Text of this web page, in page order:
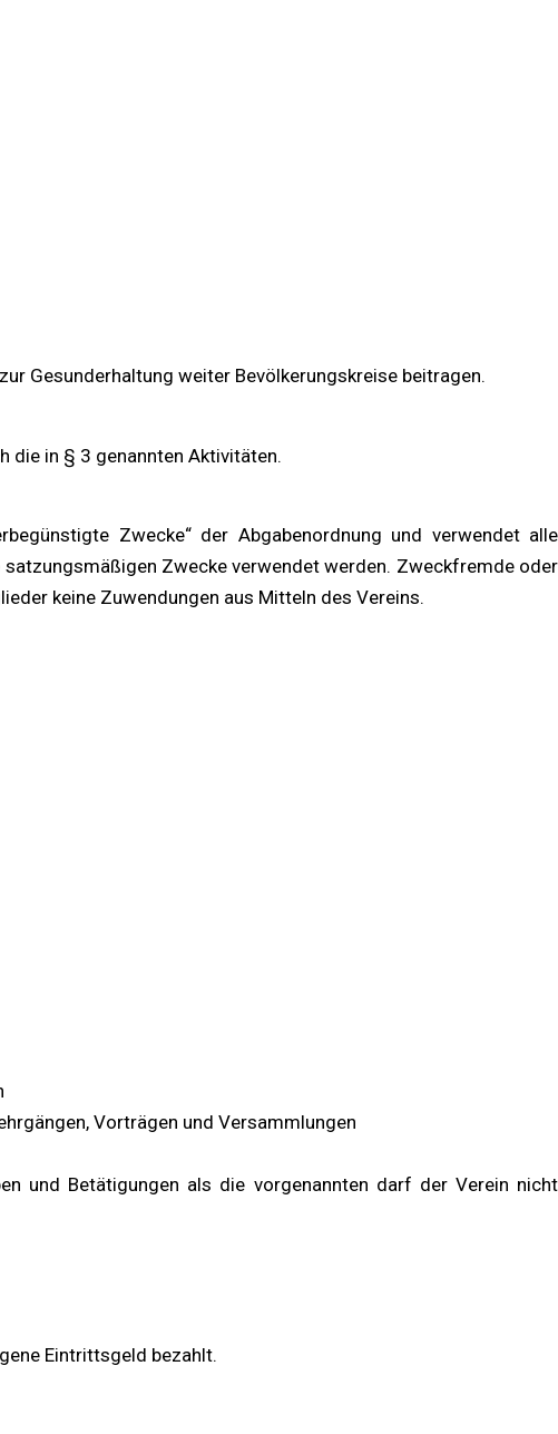
Gesunderhaltung weiter Bevölkerungskreise beitragen.
die in § 3 genannten Aktivitäten.
Zwecke“ der Abgabenordnung und verwendet alle
Zwecke verwendet werden. Zweckfremde oder
keine Zuwendungen aus Mitteln des Vereins.
Vorträgen und Versammlungen
und Betätigungen als die vorgenannten darf der Verein nicht
Eintrittsgeld bezahlt.